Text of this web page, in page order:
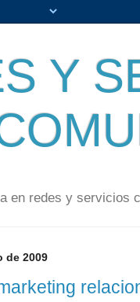
Y
en redes y servicios
de 2009